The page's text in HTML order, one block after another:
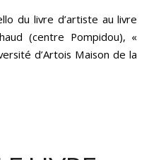
du livre d’artiste au livre
(centre Pompidou), «
d’Artois Maison de la